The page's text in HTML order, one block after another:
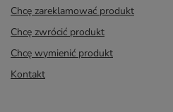
Chcę zareklamować produkt
Chcę zwrócić produkt
Chcę wymienić produkt
Kontakt